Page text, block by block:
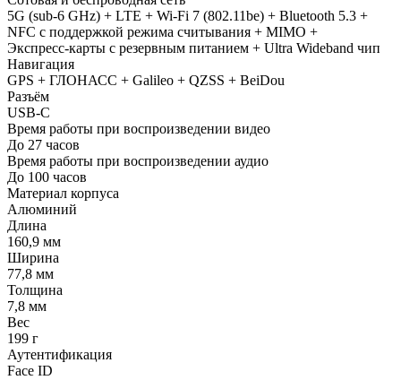
5G (sub‑6 GHz) + LTE + Wi-Fi 7 (802.11be) + Bluetooth 5.3 +
NFC с поддержкой режима считывания + MIMO +
Экспресс‑карты с резервным питанием + Ultra Wideband чип
Навигация
GPS + ГЛОНАСС + Galileo + QZSS + BeiDou
Разъём
USB‑C
Время работы при воспроизведении видео
До 27 часов
Время работы при воспроизведении аудио
До 100 часов
Материал корпуса
Алюминий
Длина
160,9 мм
Ширина
77,8 мм
Толщина
7,8 мм
Вес
199 г
Аутентификация
Face ID